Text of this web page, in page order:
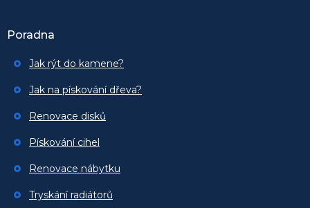
Poradna
Jak rýt do kamene?
Jak na pískování dřeva?
Renovace disků
Pískování cihel
Renovace nábytku
Tryskání radiátorů